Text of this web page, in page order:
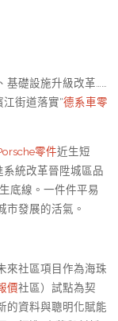
礎設施升級改革……
街道落實“德系車零
零件近生短
系統改革晉陞城區品
生底線。一件件平易
市發展的活氣。
來社區項目作為海珠
價社區）試點為契
的資料與聰明化賦能